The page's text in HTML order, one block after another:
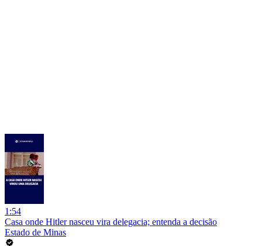
1:54
Casa onde Hitler nasceu vira delegacia; entenda a decisão
Estado de Minas